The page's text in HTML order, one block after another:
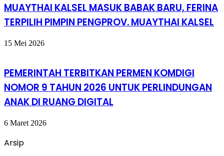
MUAYTHAI KALSEL MASUK BABAK BARU, FERINA
TERPILIH PIMPIN PENGPROV. MUAYTHAI KALSEL
15 Mei 2026
PEMERINTAH TERBITKAN PERMEN KOMDIGI
NOMOR 9 TAHUN 2026 UNTUK PERLINDUNGAN
ANAK DI RUANG DIGITAL
6 Maret 2026
Arsip